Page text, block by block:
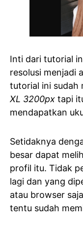
Inti dari tutorial
resolusi menjadi
tutorial ini sudah
XL 3200px tapi
mendapatkan
Setidaknya
besar dapat
profil itu. Tidak
lagi dan yang
atau browser
tentu sudah